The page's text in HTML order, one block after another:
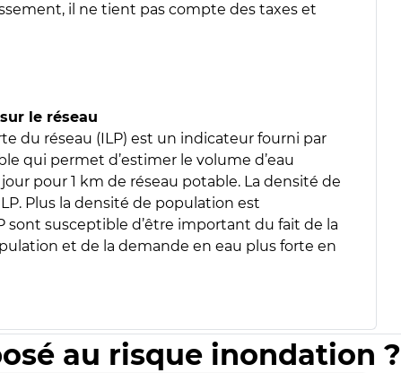
il ne tient pas compte des taxes et
le réseau
du réseau (ILP) est un indicateur fourni par
qui permet d’estimer le volume d’eau
pour 1 km de réseau potable. La densité de
Plus la densité de population est
sont susceptible d’être important du fait de la
et de la demande en eau plus forte en
au risque inondation ?